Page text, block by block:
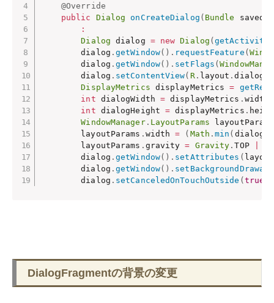
@Override
public
Dialog onCreateDialog ( Bundle
:
Dialog dialog = new Dialog (getActivity
        dialog
.getWindow( ) . requestFeature (
        dialog
.getWindow( ) . setFlags (
        dialog
. setContentView( R. layout .
DisplayMetrics displayMetrics =
int dialogWidth = displayMetrics .
int dialogHeight = displayMetrics .
WindowManager. LayoutParams
        layoutParams
. width = ( Math .min (
        layoutParams
. gravity = Gravity .TOP
        dialog
.getWindow( ) . setAttributes (
        dialog
.getWindow( ) .
        dialog
. setCanceledOnTouchOutside ( true
DialogFragmentの背景の変更